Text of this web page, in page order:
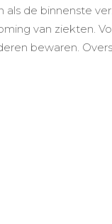
als de binnenste
van ziekten.
bewaren.